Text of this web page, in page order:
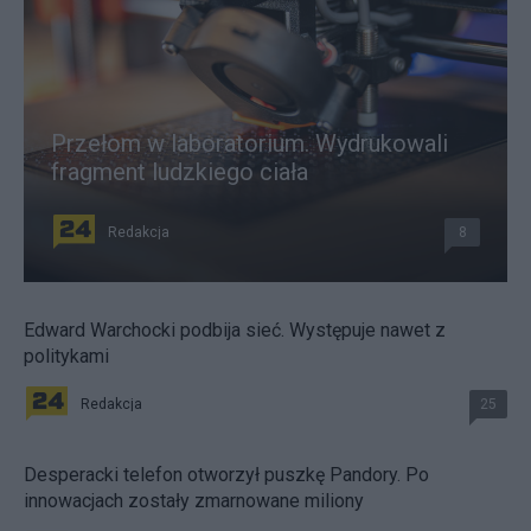
Przełom w laboratorium. Wydrukowali
fragment ludzkiego ciała
Redakcja 8
Edward Warchocki podbija sieć. Występuje nawet z
politykami
Redakcja 25
Desperacki telefon otworzył puszkę Pandory. Po
innowacjach zostały zmarnowane miliony